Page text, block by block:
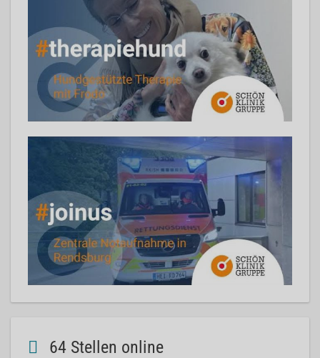
64 Stellen online